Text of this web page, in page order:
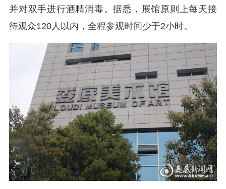
并对双手进行酒精消毒。据悉，展馆原则上每天接
待观众120人以内，全程参观时间少于2小时。